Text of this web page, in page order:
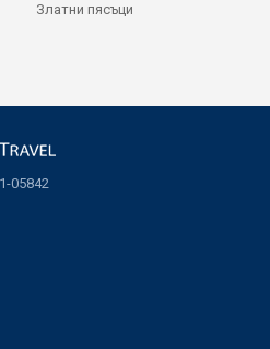
Златни пясъци
05842